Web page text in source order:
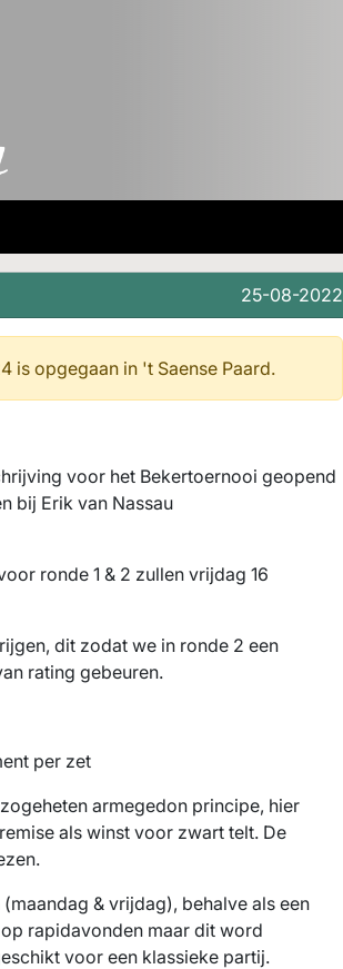
25-08-2022
is opgegaan in 't Saense Paard.
voor het Bekertoernooi geopend
bij Erik van Nassau
ronde 1 & 2 zullen vrijdag 16
dit zodat we in ronde 2 een
rating gebeuren.
per zet
armegedon principe, hier
als winst voor zwart telt. De
& vrijdag), behalve als een
rapidavonden maar dit word
voor een klassieke partij.